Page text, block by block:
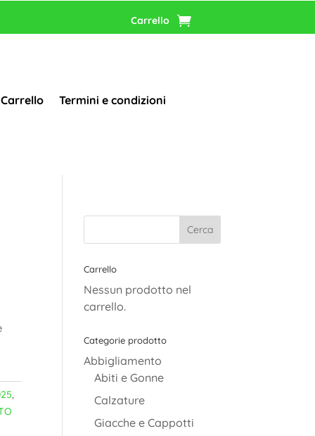
Carrello
Carrello Termini e condizioni
,
Carrello
Nessun prodotto nel
carrello.
Categorie prodotto
Abbigliamento
Abiti e Gonne
Calzature
Giacche e Cappotti